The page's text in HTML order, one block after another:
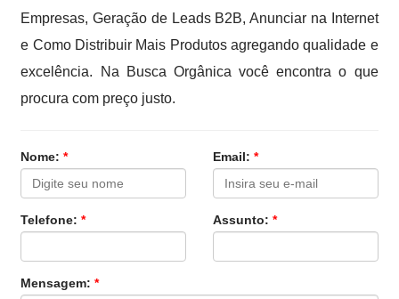
Empresas, Geração de Leads B2B, Anunciar na Internet
e Como Distribuir Mais Produtos agregando qualidade e
excelência. Na Busca Orgânica você encontra o que
procura com preço justo.
Nome:* Email: *
Telefone:* Assunto: *
Mensagem:*